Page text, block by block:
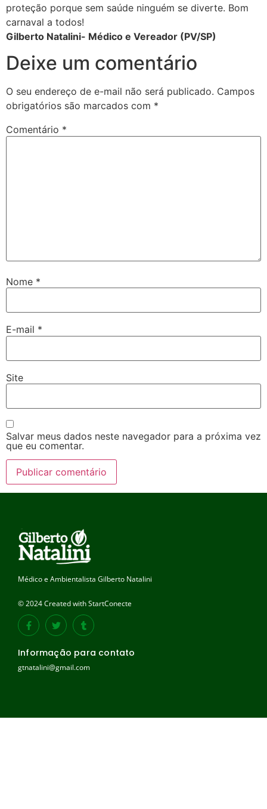
proteção porque sem saúde ninguém se diverte. Bom
carnaval a todos!
Gilberto Natalini- Médico e Vereador (PV/SP)
Deixe um comentário
O seu endereço de e-mail não será publicado. Campos
obrigatórios são marcados com *
Comentário *
Nome *
E-mail *
Site
Salvar meus dados neste navegador para a próxima vez
que eu comentar.
Médico e Ambientalista Gilberto Natalini
© 2024 Created with StartConecte
Informação para contato
gtnatalini@gmail.com